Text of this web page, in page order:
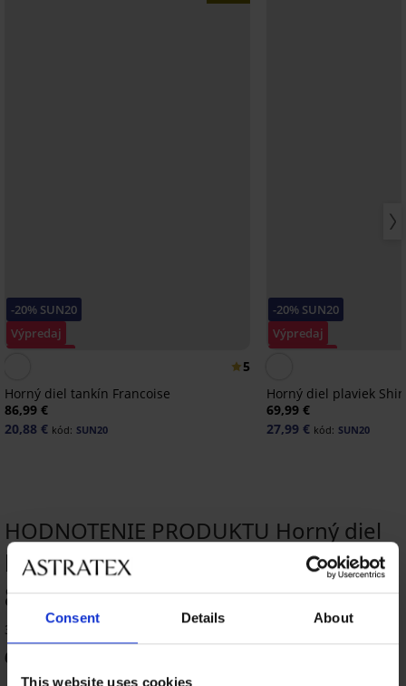
Consent Details About
This website uses cookies
-20% SUN20
Výpredaj
5
Horný diel tankín Francoise
86,99 €
20,88 € kód: SUN20
-20% SUN20
Výpredaj
Horný diel plaviek
69,99 €
27,99 € kód: SUN20
HODNOTENIE PRODUKTU Horný diel
plaviek Leyla
86
3 zákazníkov produkt hodnotilo
66